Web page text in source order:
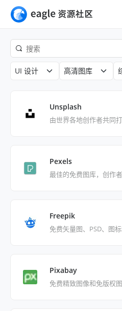
UI 设计 高清图库
Unsplash
由世界各地创作者共同
Pexels
最佳的免费图库，创作者
Freepik
免费矢量图、PSD、图
Pixabay
免费精致图像和免版权